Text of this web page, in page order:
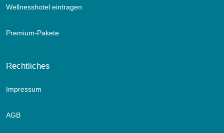
Wellnesshotel eintragen
Premium-Pakete
Rechtliches
Impressum
AGB